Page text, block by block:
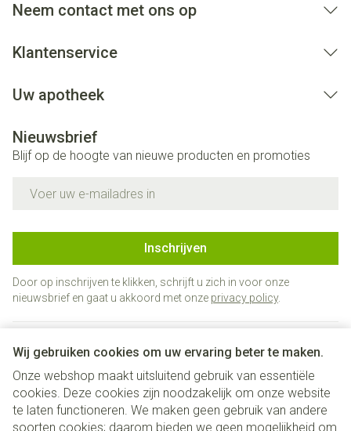
Wij gebruiken cookies om uw ervaring beter te maken.
Onze webshop maakt uitsluitend gebruik van essentiële
cookies. Deze cookies zijn noodzakelijk om onze website
te laten functioneren. We maken geen gebruik van andere
soorten cookies; daarom bieden we geen mogelijkheid om
Neem contact met ons op
Klantenservice
Uw apotheek
Nieuwsbrief
Blijf op de hoogte van nieuwe producten en promoties
Inschrijven
Door op inschrijven te klikken, schrijft u zich in voor onze
nieuwsbrief en gaat u akkoord met onze privacy policy.